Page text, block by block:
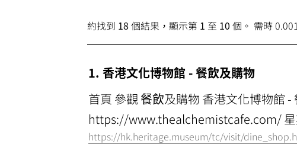
約找到 18 個結果，顯示第 1 至 10 個。 需時
1. 香港文化博物館 -餐飲及購物
首頁 參觀 餐飲及購物 香港文化博物館 -
https://www.thealchemistcafe.com/ 星
https://hk.heritage.museum/tc/visit/